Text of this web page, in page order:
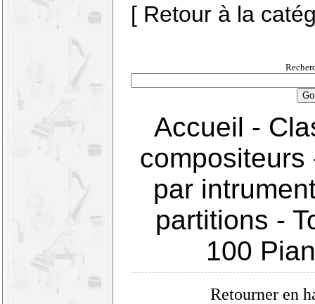
[ Retour à la
Accueil -
compositeurs
par
partitions -
100
Retourner en